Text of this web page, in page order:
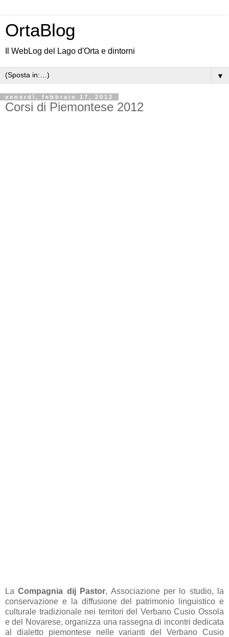
OrtaBlog
Il WebLog del Lago d'Orta e dintorni
▼
venerdì, febbraio 17, 2012
Corsi di Piemontese 2012
LaCompagnia dij Pastor, Associazione per lo studio, la
conservazione e la diffusione del patrimonio linguistico e
culturale tradizionale nei territori del Verbano Cusio Ossola
e del Novarese, organizza una rassegna di incontri dedicata
al dialetto piemontese nelle varianti del Verbano Cusio